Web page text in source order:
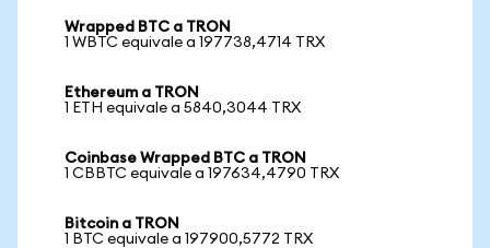
Wrapped BTC a TRON
1 WBTC equivale a 197738,4714 TRX
Ethereum a TRON
1 ETH equivale a 5840,3044 TRX
Coinbase Wrapped BTC a TRON
1 CBBTC equivale a 197634,4790 TRX
Bitcoin a TRON
1 BTC equivale a 197900,5772 TRX